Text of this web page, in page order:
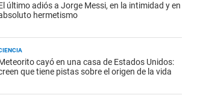
último adiós a Jorge Messi, en la intimidad y en
hermetismo
cayó en una casa de Estados Unidos:
que tiene pistas sobre el origen de la vida